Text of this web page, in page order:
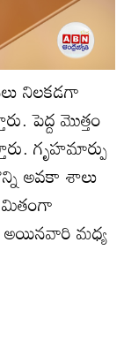
నిలకడగా
పెద్ద మొత్తం
గృహమార్పు
అవకా శాలు
మితంగా
అయినవారి మధ్య